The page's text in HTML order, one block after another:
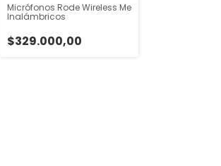
Micrófonos Rode Wireless Me
Inalámbricos
$329.000,00